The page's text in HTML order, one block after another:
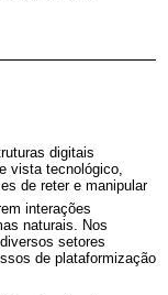
digitais
vista tecnológico,
de reter e manipular
interações
naturais. Nos
setores
de plataformização